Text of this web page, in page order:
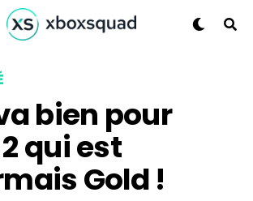
bien pour
2 qui est
Gold !
Pinterest
Whatsapp
Email